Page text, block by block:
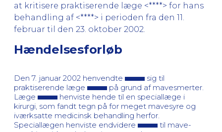
at kritisere praktiserende læge <****> for hans
behandling af <****> i perioden fra den 11.
februar til den 23. oktober 2002.
Hændelsesforløb
Den 7. januar 2002 henvendte
sig til
praktiserende læge
på grund af mavesmerter.
Læge
henviste hende til en speciallæge i
kirurgi, som fandt tegn på for meget mavesyre og
iværksatte medicinsk behandling herfor.
Speciallægen henviste endvidere
til mave-